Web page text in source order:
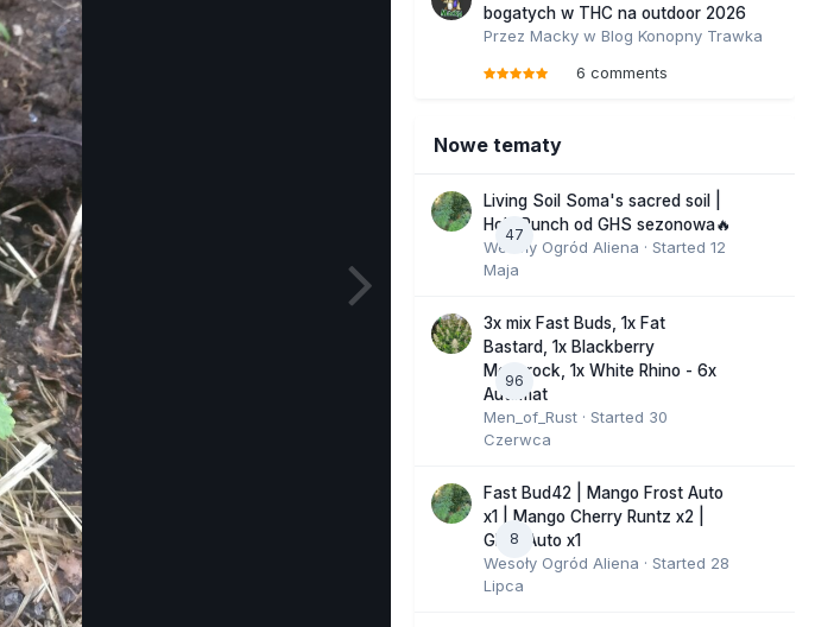
bogatych w THC na outdoor 2026
Przez Macky w Blog Konopny Trawka
6 comments
Nowe tematy
47
Living Soil Soma's sacred soil |
Holy Punch od GHS sezonowa🔥
Wesoły Ogród Aliena · Started 12
Maja
96
3x mix Fast Buds, 1x Fat
Bastard, 1x Blackberry
Moonrock, 1x White Rhino - 6x
Automat
Men_of_Rust · Started 30
Czerwca
8
Fast Bud42 | Mango Frost Auto
x1 | Mango Cherry Runtz x2 |
GMO Auto x1
Wesoły Ogród Aliena · Started 28
Lipca